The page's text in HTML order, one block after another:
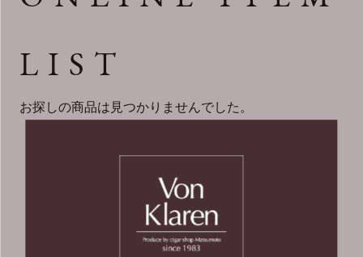
LIST
お探しの商品は見つかりませんでした。
20歳未満の者の飲酒・喫煙は法律